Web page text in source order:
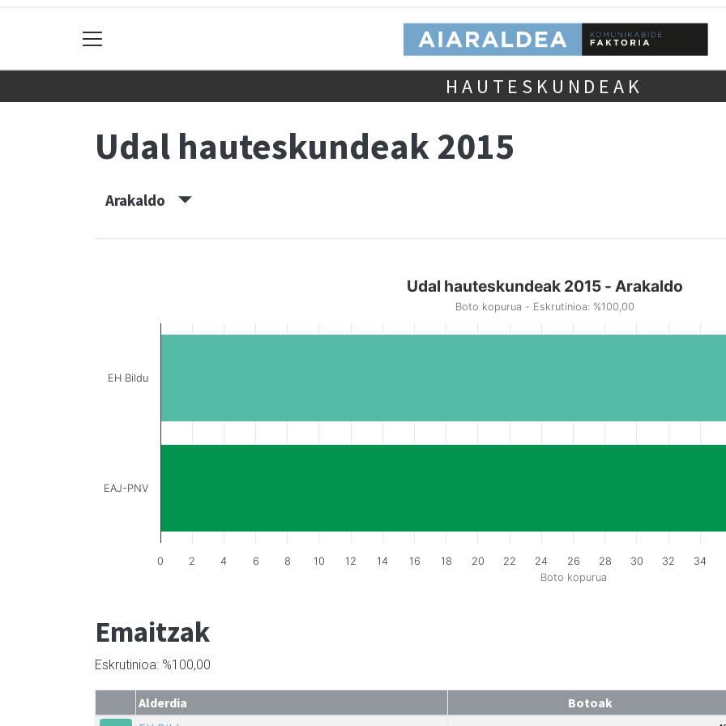
HAUTESKUNDEAK
Udal hauteskundeak 2015
Arakaldo
Boto kopurua
Udal hauteskundeak 2015 - Arakaldo
Boto kopurua - Eskrutinioa: %100,00
0 2 4 6 8 10 12 14 16 18 20 22 24 26 28 30 32 34
EH Bildu
EAJ-PNV
Emaitzak
Eskrutinioa: %100,00
Alderdia Botoak